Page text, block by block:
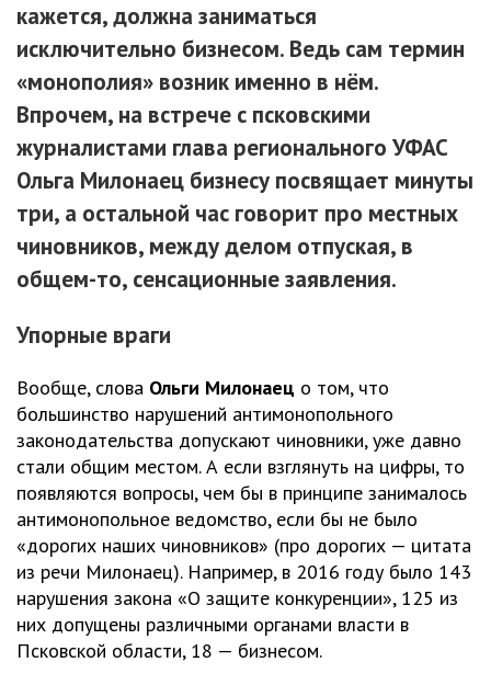
кажется, должна заниматься
исключительно бизнесом. Ведь сам термин
«монополия» возник именно в нём.
Впрочем, на встрече с псковскими
журналистами глава регионального УФАС
Ольга Милонаец бизнесу посвящает минуты
три, а остальной час говорит про местных
чиновников, между делом отпуская, в
общем-то, сенсационные заявления.
Упорные враги
Вообще, слова Ольги Милонаец о том, что
большинство нарушений антимонопольного
законодательства допускают чиновники, уже давно
стали общим местом. А если взглянуть на цифры, то
появляются вопросы, чем бы в принципе занималось
антимонопольное ведомство, если бы не было
«дорогих наших чиновников» (про дорогих — цитата
из речи Милонаец). Например, в 2016 году было 143
нарушения закона «О защите конкуренции», 125 из
них допущены различными органами власти в
Псковской области, 18 — бизнесом.